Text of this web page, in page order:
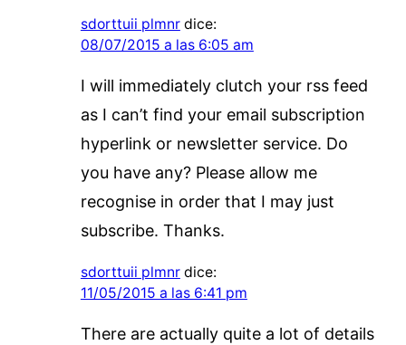
sdorttuii plmnr dice:
08/07/2015 a las 6:05 am
I will immediately clutch your rss feed
as I can’t find your email subscription
hyperlink or newsletter service. Do
you have any? Please allow me
recognise in order that I may just
subscribe. Thanks.
sdorttuii plmnr dice:
11/05/2015 a las 6:41 pm
There are actually quite a lot of details